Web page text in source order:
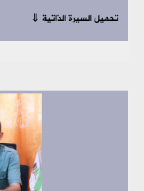
تحميل السيرة الذاتية ⇓